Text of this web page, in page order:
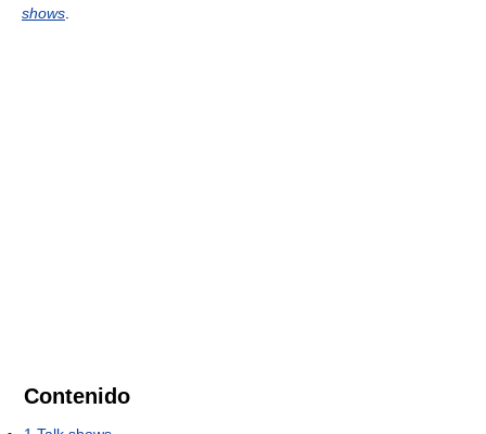
shows
Contenido